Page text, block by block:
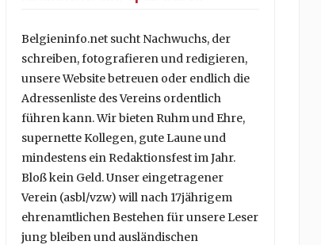
Belgieninfo.net sucht Nachwuchs, der
schreiben, fotografieren und redigieren,
unsere Website betreuen oder endlich die
Adressenliste des Vereins ordentlich
führen kann. Wir bieten Ruhm und Ehre,
supernette Kollegen, gute Laune und
mindestens ein Redaktionsfest im Jahr.
Bloß kein Geld. Unser eingetragener
Verein (asbl/vzw) will nach 17jährigem
ehrenamtlichen Bestehen für unsere Leser
jung bleiben und ausländischen